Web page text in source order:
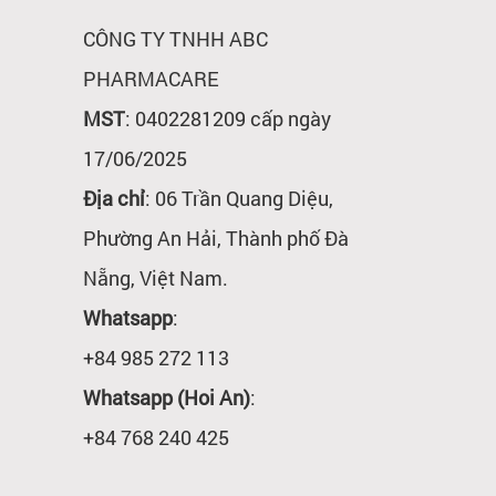
CÔNG TY TNHH ABC
PHARMACARE
MST: 0402281209 cấp ngày
17/06/2025
Địa chỉ: 06 Trần Quang Diệu,
Phường An Hải, Thành phố Đà
Nẵng, Việt Nam.
Whatsapp:
+84 985 272 113
Whatsapp (Hoi An):
+84 768 240 425